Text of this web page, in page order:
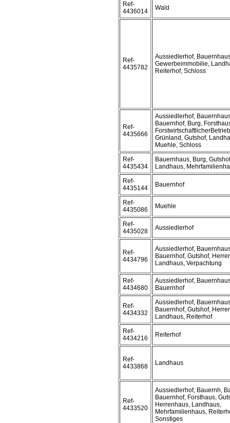
Ref-
4436014
Wald
Ref-
4435782
Aussiedlerhof,
Gewerbeimmobilie,
Reiterhof, Schloss
Ref-
4435666
Aussiedlerhof,
Bauernhof, Burg,
Grünland, Gutshof,
Muehle, Schloss
Ref-
4435434
Bauernhaus, Burg,
Landhaus,
Ref-
4435144
Bauernhof
Ref-
4435086
Muehle
Ref-
4435028
Aussiedlerhof
Ref-
4434796
Aussiedlerhof,
Bauernhof, Gutshof,
Landhaus, Verpachtung
Ref-
4434680
Aussiedlerhof,
Bauernhof
Ref-
4434332
Aussiedlerhof,
Bauernhof, Gutshof,
Landhaus, Reiterhof
Ref-
4434216
Reiterhof
Ref-
4433868
Landhaus
Ref-
4433520
Aussiedlerhof, Bauernh,
Bauernhof, Forsthaus,
Herrenhaus, Landhaus,
Mehrfamilienhaus,
Sonstiges